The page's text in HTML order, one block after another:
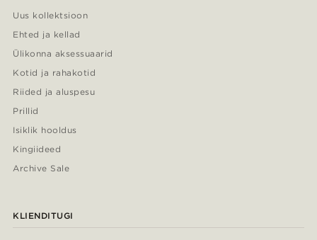
Uus kollektsioon
Ehted ja kellad
Ülikonna aksessuaarid
Kotid ja rahakotid
Riided ja aluspesu
Prillid
Isiklik hooldus
Kingiideed
Archive Sale
KLIENDITUGI